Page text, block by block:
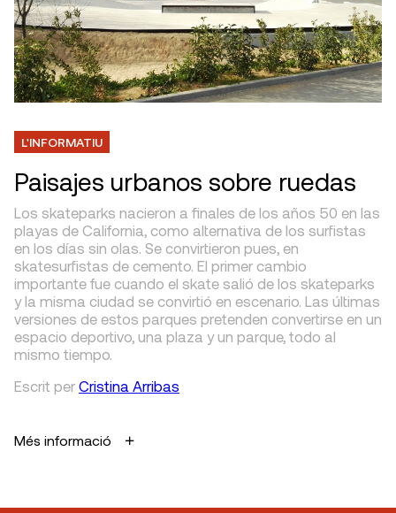
L'INFORMATIU
Paisajes urbanos sobre ruedas
Los skateparks nacieron a finales de los años 50 en las
playas de California, como alternativa de los surfistas
en los días sin olas. Se convirtieron pues, en
skatesurfistas de cemento. El primer cambio
importante fue cuando el skate salió de los skateparks
y la misma ciudad se convirtió en escenario. Las últimas
versiones de estos parques pretenden convertirse en un
espacio deportivo, una plaza y un parque, todo al
mismo tiempo.
Escrit per Cristina Arribas
Més informació